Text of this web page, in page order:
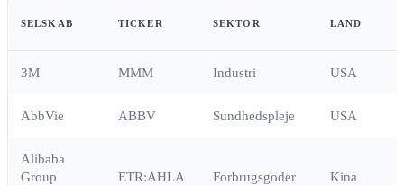
SELSKAB TICKER SEKTOR LAND
3M MMM Industri USA
AbbVie ABBV Sundhedspleje USA
Alibaba
Group
ETR:AHLA Forbrugsgoder Kina